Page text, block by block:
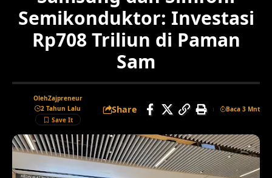
Semikonduktor: Investasi
Rp708 Triliun di Paman
Sam
OlehZajpreneur
2 Tahun Lalu
Share Baca 3 Mnt